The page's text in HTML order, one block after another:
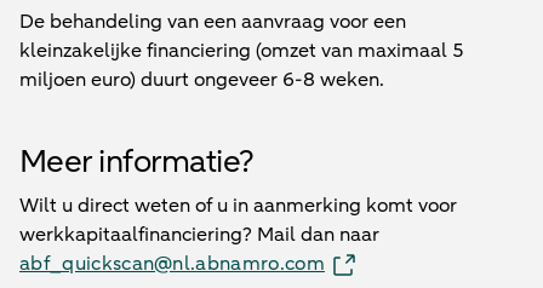
De behandeling van een aanvraag voor een
kleinzakelijke financiering (omzet van maximaal 5
miljoen euro) duurt ongeveer 6-8 weken.
Meer informatie?
Wilt u direct weten of u in aanmerking komt voor
werkkapitaalfinanciering? Mail dan naar
abf_quickscan@nl.abnamro.com